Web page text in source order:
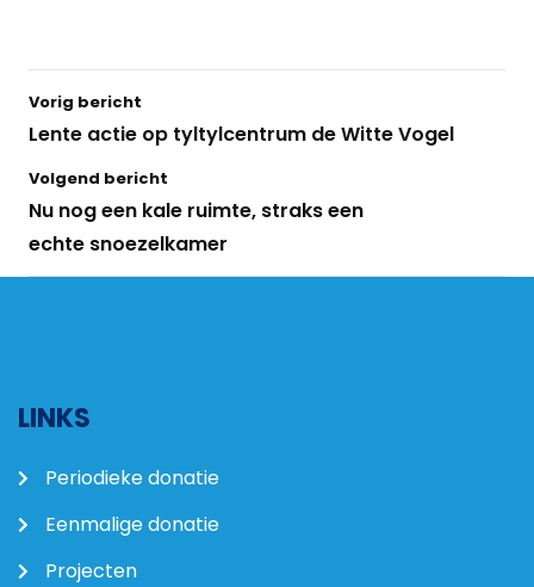
Vorig bericht
Lente actie op tyltylcentrum de Witte Vogel
Volgend bericht
Nu nog een kale ruimte, straks een
echte snoezelkamer
LINKS
Periodieke donatie
Eenmalige donatie
Projecten